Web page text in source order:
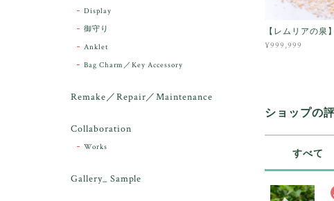
【レムリアの泉
¥999,999
ショップの
すべて
Display
御守り
Anklet
Bag Charm／Key Accessory
Remake／Repair／Maintenance
Collaboration
Works
Gallery_ Sample